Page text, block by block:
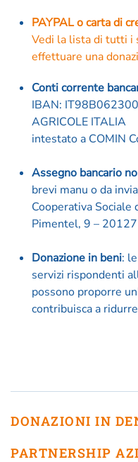
PAYPAL o carta di
Vedi la lista di tutti i
effettuare una
Conti corrente
IBAN:
AGRICOLE ITALIA
intestato a COMIN
Assegno bancario
brevi manu o da
Cooperativa Sociale
Pimentel, 9 –
Donazione in beni:
servizi rispondenti
possono proporre
contribuisca a
DONAZIONI IN
PARTNERSHIP